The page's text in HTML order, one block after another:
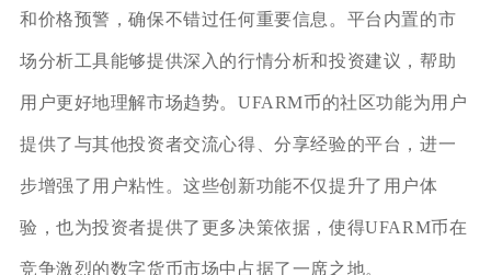
和价格预警，确保不错过任何重要信息。平台内置的市
场分析工具能够提供深入的行情分析和投资建议，帮助
用户更好地理解市场趋势。UFARM币的社区功能为用户
提供了与其他投资者交流心得、分享经验的平台，进一
步增强了用户粘性。这些创新功能不仅提升了用户体
验，也为投资者提供了更多决策依据，使得UFARM币在
竞争激烈的数字货币市场中占据了一席之地。